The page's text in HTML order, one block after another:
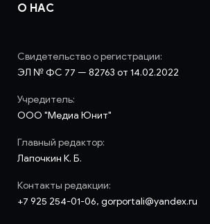
О НАС
Свидетельство о регистрации:
ЭЛ № ФС 77 — 82763 от 14.02.2022
Учредитель:
ООО "Медиа Юнит"
Главный редактор:
Лапочкин К. Б.
Контакты редакции:
+7 925 254-01-06, gorportali@yandex.ru